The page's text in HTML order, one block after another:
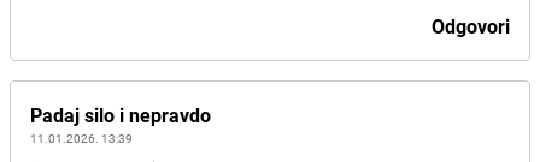
Odgovori
Padaj silo i nepravdo
11.01.2026. 13:39